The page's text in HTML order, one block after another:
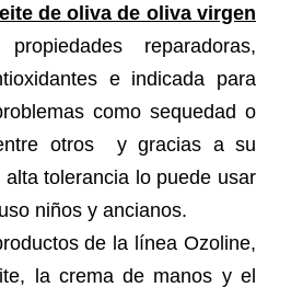
de oliva de oliva virgen
reparadoras,
e indicada para
como sequedad o
otros y gracias a su
tolerancia lo puede usar
niños y ancianos.
de la línea Ozoline,
la crema de manos y el